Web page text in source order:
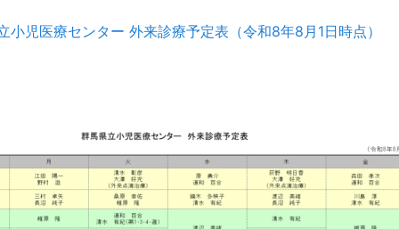
小児医療センター 外来診療予定表（令和8年8月1日時点）